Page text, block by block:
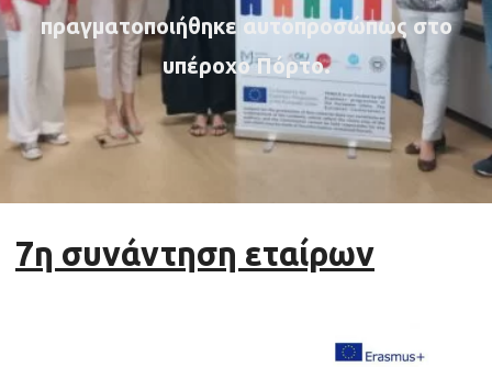
πραγματοποιήθηκε αυτοπροσώπως στο
υπέροχο Πόρτο.
7η συνάντηση εταίρων